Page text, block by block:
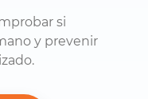
si
y prevenir